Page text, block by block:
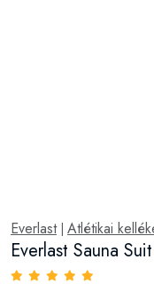
Everlast| Atlétikai
Everlast Sauna